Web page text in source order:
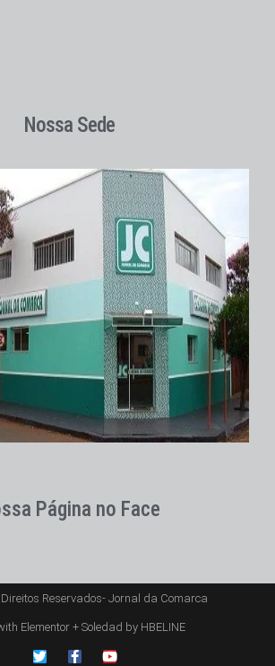
Nossa Sede
Página no Face
Reservados- Jornal da Comarca
Elementor + Soledad by HBELINE